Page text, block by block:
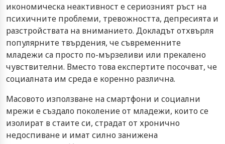
икономическа неактивност е сериозният ръст на
психичните проблеми, тревожността, депресията и
разстройствата на вниманието. Докладът отхвърля
популярните твърдения, че съвременните
младежи са просто по-мързеливи или прекалено
чувствителни. Вместо това експертите посочват, че
социалната им среда е коренно различна.
Масовото използване на смартфони и социални
мрежи е създало поколение от младежи, които се
изолират в стаите си, страдат от хронично
недоспиване и имат силно занижена